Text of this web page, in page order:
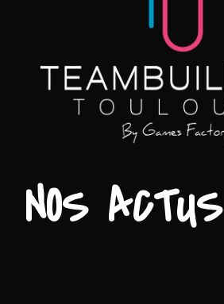
NOS ACTUS